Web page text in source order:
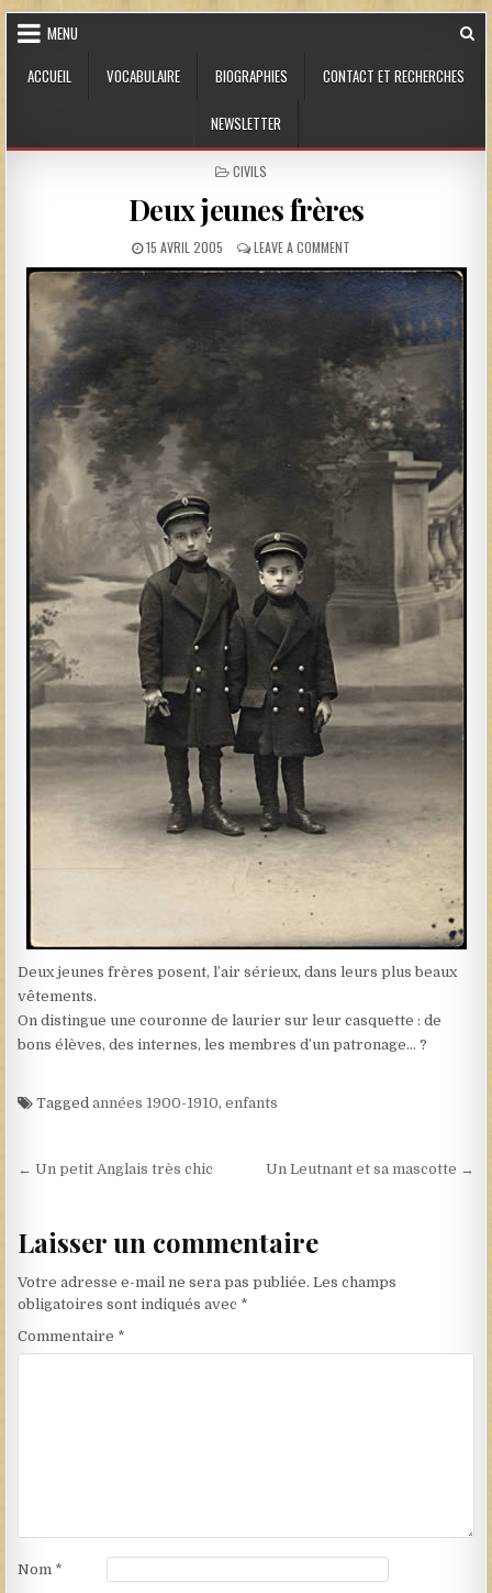
Skip to content
MENU
ACCUEIL
VOCABULAIRE BIOGRAPHIES CONTACT ET RECHERCHES
NEWSLETTER
POSTED IN
CIVILS
Deux jeunes frères
PUBLISHED DATE:
15 AVRIL 2005 LEAVE A COMMENTON DEUX JEUNES FRÈRES
Deux jeunes frères posent, l’air sérieux, dans leurs plus beaux
vêtements.
On distingue une couronne de laurier sur leur casquette : de
bons élèves, des internes, les membres d’un patronage… ?
Taggedannées 1900-1910,enfants
Navigation de l’article
← Un petit Anglais très chic Un Leutnant et sa mascotte →
Laisser un commentaire
Votre adresse e-mail ne sera pas publiée. Les champs
obligatoires sont indiqués avec *
Commentaire *
Nom *